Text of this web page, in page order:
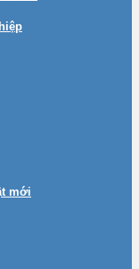
mới